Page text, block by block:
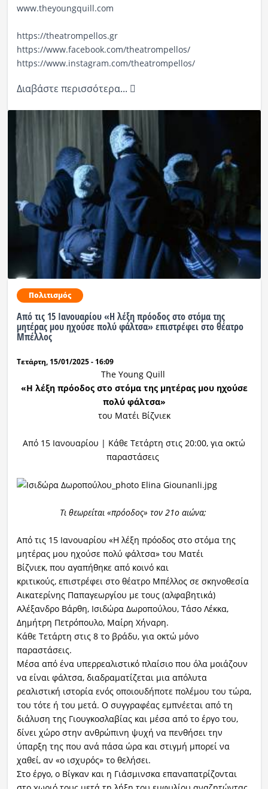
www.theyoungquill.com
https://theatrompellos.gr
https://www.facebook.com/theatrompellos/
https://www.instagram.com/theatrompellos/
Διαβάστε περισσότερα...
Πολιτισμός
Από τις 15 Ιανουαρίου «Η λέξη πρόοδος στο στόμα της
μητέρας μου ηχούσε πολύ φάλτσα» επιστρέφει στο θέατρο
Μπέλλος
Τετάρτη, 15/01/2025 - 16:09
The Young Quill
«Η λέξη πρόοδος στο στόμα της μητέρας μου ηχούσε
πολύ φάλτσα»
του Ματέι Βίζνιεκ
Από 15 Ιανουαρίου | Κάθε Τετάρτη στις 20:00, για οκτώ
παραστάσεις
Τι θεωρείται«πρόοδος» τον 21ο αιώνα;
Από τις 15 Ιανουαρίου «Η λέξη πρόοδος στο στόμα της
μητέρας μου ηχούσε πολύ φάλτσα» του Ματέι
Βίζνιεκ, που αγαπήθηκε από κοινό και
κριτικούς, επιστρέφει στο θέατρο Μπέλλος σε σκηνοθεσία
Αικατερίνης Παπαγεωργίου με τους (αλφαβητικά)
Αλέξανδρο Βάρθη, Ισιδώρα Δωροπούλου, Τάσο Λέκκα,
Δημήτρη Πετρόπουλο, Μαίρη Χήναρη.
Κάθε Τετάρτη στις 8 το βράδυ, για οκτώ μόνο
παραστάσεις.
Μέσα από ένα υπερρεαλιστικό πλαίσιο που όλα μοιάζουν
να είναι φάλτσα, διαδραματίζεται μια απόλυτα
ρεαλιστική ιστορία ενός οποιουδήποτε πολέμου του τώρα,
του τότε ή του μετά. Ο συγγραφέας εμπνέεται από τη
διάλυση της Γιουγκοσλαβίας και μέσα από το έργο του,
δίνει χώρο στην ανθρώπινη ψυχή να πενθήσει την
ύπαρξη της που ανά πάσα ώρα και στιγμή μπορεί να
χαθεί, αν «ο ισχυρός» το θελήσει.
Στο έργο, ο Βίγκαν και η Γιάσμινσκα επαναπατρίζονται